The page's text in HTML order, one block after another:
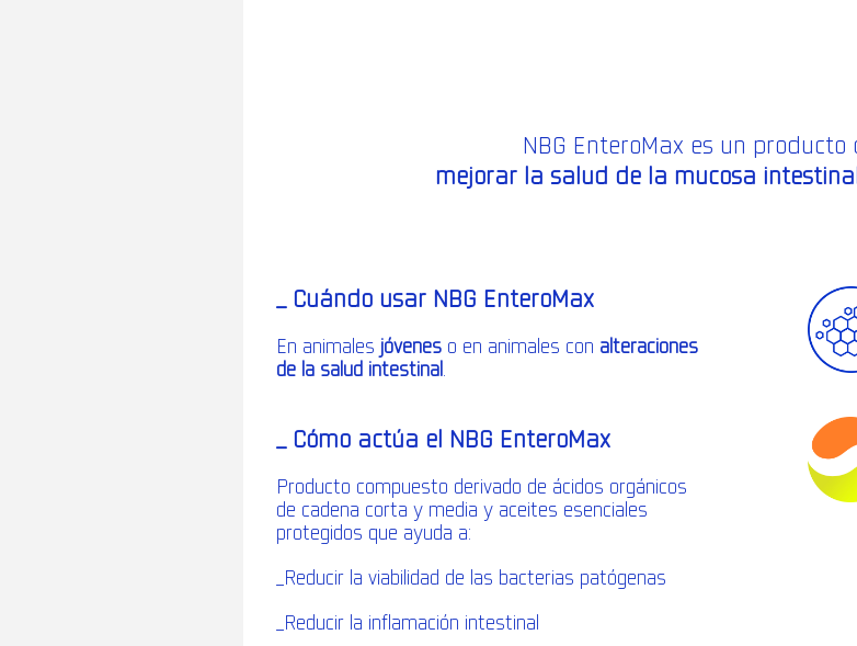
NBG EnteroMax es un producto
mejorar la salud de la mucosa
_ Cuándo usar NBG EnteroMax
En animales jóvenes o en animales con alteraciones
de la salud intestinal.
_ Cómo actúa el NBG EnteroMax
Producto compuesto derivado de ácidos orgánicos
de cadena corta y media y aceites esenciales
protegidos que ayuda a:
_Reducir la viabilidad de las bacterias patógenas
_Reducir la inflamación intestinal